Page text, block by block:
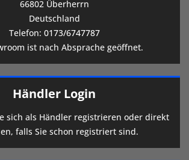
66802 Überherrn
Deutschland
Telefon: 0173/6747787
ist nach Absprache geöffnet.
Händler Login
sich als Händler registrieren oder direkt
falls Sie schon registriert sind.